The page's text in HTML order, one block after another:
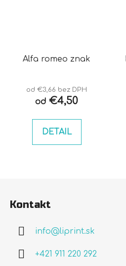
Alfa romeo znak
od €3,66 bez DPH
od €4,50
DETAIL
Kontakt
info@liprint.sk
+421 911 220 292